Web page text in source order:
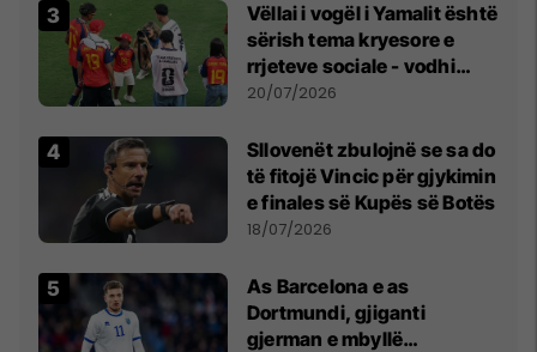
Vëllai i vogël i Yamalit është
sërish tema kryesore e
rrjeteve sociale - vodhi
vëmendjen pas finales së
20/07/2026
Sllovenët zbulojnë se sa do
të fitojë Vincic për gjykimin
e finales së Kupës së Botës
18/07/2026
As Barcelona e as
Dortmundi, gjiganti
gjerman e mbyllë